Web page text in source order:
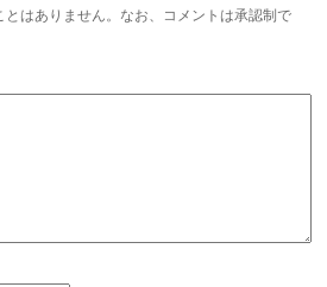
とはありません。なお、コメントは承認制で